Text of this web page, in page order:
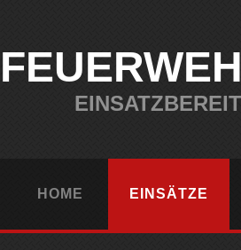
EINSATZBEREIT
HOME EINSÄTZE